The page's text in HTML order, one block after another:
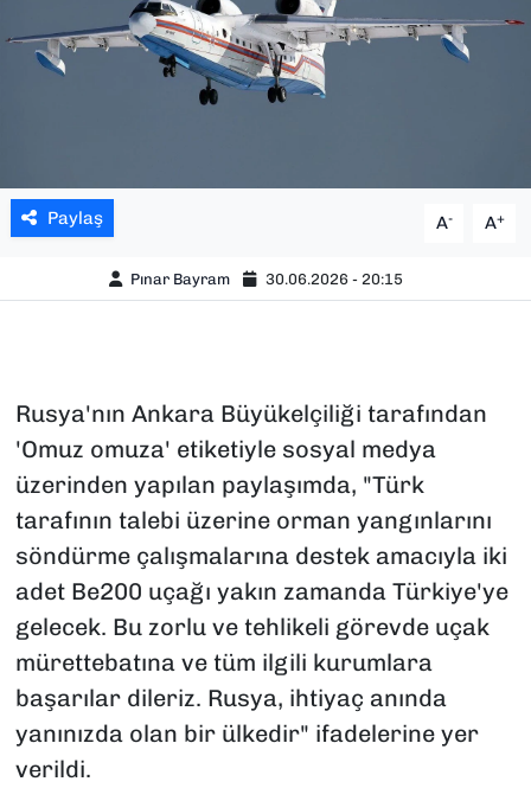
Paylaş A- A+
Pınar Bayram 30.06.2026 - 20:15
Rusya'nın Ankara Büyükelçiliği tarafından
'Omuz omuza' etiketiyle sosyal medya
üzerinden yapılan paylaşımda, "Türk
tarafının talebi üzerine orman yangınlarını
söndürme çalışmalarına destek amacıyla iki
adet Be200 uçağı yakın zamanda Türkiye'ye
gelecek. Bu zorlu ve tehlikeli görevde uçak
mürettebatına ve tüm ilgili kurumlara
başarılar dileriz. Rusya, ihtiyaç anında
yanınızda olan bir ülkedir" ifadelerine yer
verildi.
TEKNOLOJİ